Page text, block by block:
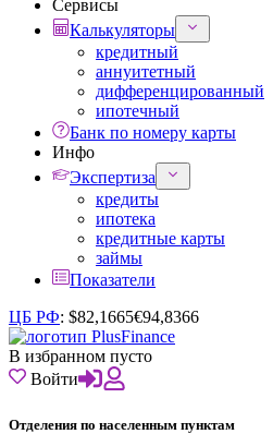
Сервисы
Калькуляторы
кредитный
аннуитетный
дифференцированный
ипотечный
Банк по номеру карты
Инфо
Экспертиза
кредиты
ипотека
кредитные карты
займы
Показатели
ЦБ РФ: $82,1665€94,8366
В избранном пусто
Войти
Отделения по населенным пунктам